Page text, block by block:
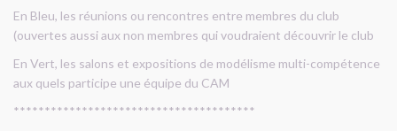
En Bleu, les réunions ou rencontres entre membres du club
(ouvertes aussi aux non membres qui voudraient découvrir le club
En Vert, les salons et expositions de modélisme multi-compétence
aux quels participe une équipe du CAM
***************************************